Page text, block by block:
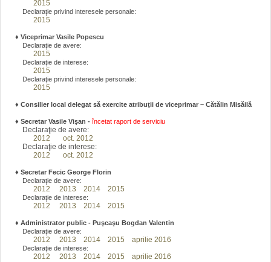
2015
Declaraţie privind interesele personale:
2015
♦ Viceprimar Vasile Popescu
Declaraţie de avere:
2015
Declaraţie de interese:
2015
Declaraţie privind interesele personale:
2015
♦ Consilier local delegat să exercite atribuţii de viceprimar – Cătălin Misăilă
♦ Secretar Vasile Vişan - încetat raport de serviciu
Declaraţie de avere:
2012
oct. 2012
Declaraţie de interese:
2012
oct. 2012
♦ Secretar Fecic George Florin
Declaraţie de avere:
2012 2013 2014 2015
Declaraţie de interese:
2012 2013 2014 2015
♦ Administrator public - Puşcaşu Bogdan Valentin
Declaraţie de avere:
2012 2013 2014 2015 aprilie 2016
Declaraţie de interese:
2012 2013 2014 2015 aprilie 2016